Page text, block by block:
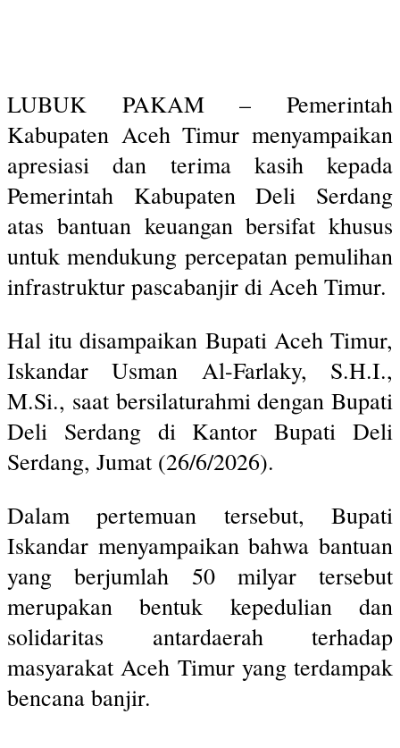
LUBUK PAKAM – Pemerintah
Kabupaten Aceh Timur menyampaikan
apresiasi dan terima kasih kepada
Pemerintah Kabupaten Deli Serdang
atas bantuan keuangan bersifat khusus
untuk mendukung percepatan pemulihan
infrastruktur pascabanjir di Aceh Timur.
Hal itu disampaikan Bupati Aceh Timur,
Iskandar Usman Al-Farlaky, S.H.I.,
M.Si., saat bersilaturahmi dengan Bupati
Deli Serdang di Kantor Bupati Deli
Serdang, Jumat (26/6/2026).
Dalam pertemuan tersebut, Bupati
Iskandar menyampaikan bahwa bantuan
yang berjumlah 50 milyar tersebut
merupakan bentuk kepedulian dan
solidaritas antardaerah terhadap
masyarakat Aceh Timur yang terdampak
bencana banjir.